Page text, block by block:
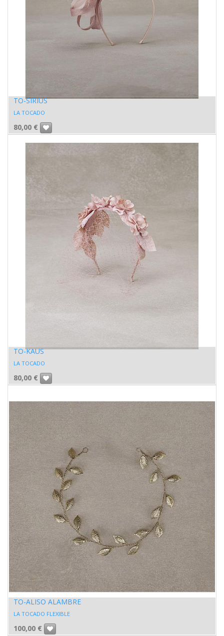
TO-SIRIUS
LA TOCADO
80,00 €
TO-KAUS
LA TOCADO
80,00 €
TO-ALISO ALAMBRE
LA TOCADO FLEXIBLE
100,00 €